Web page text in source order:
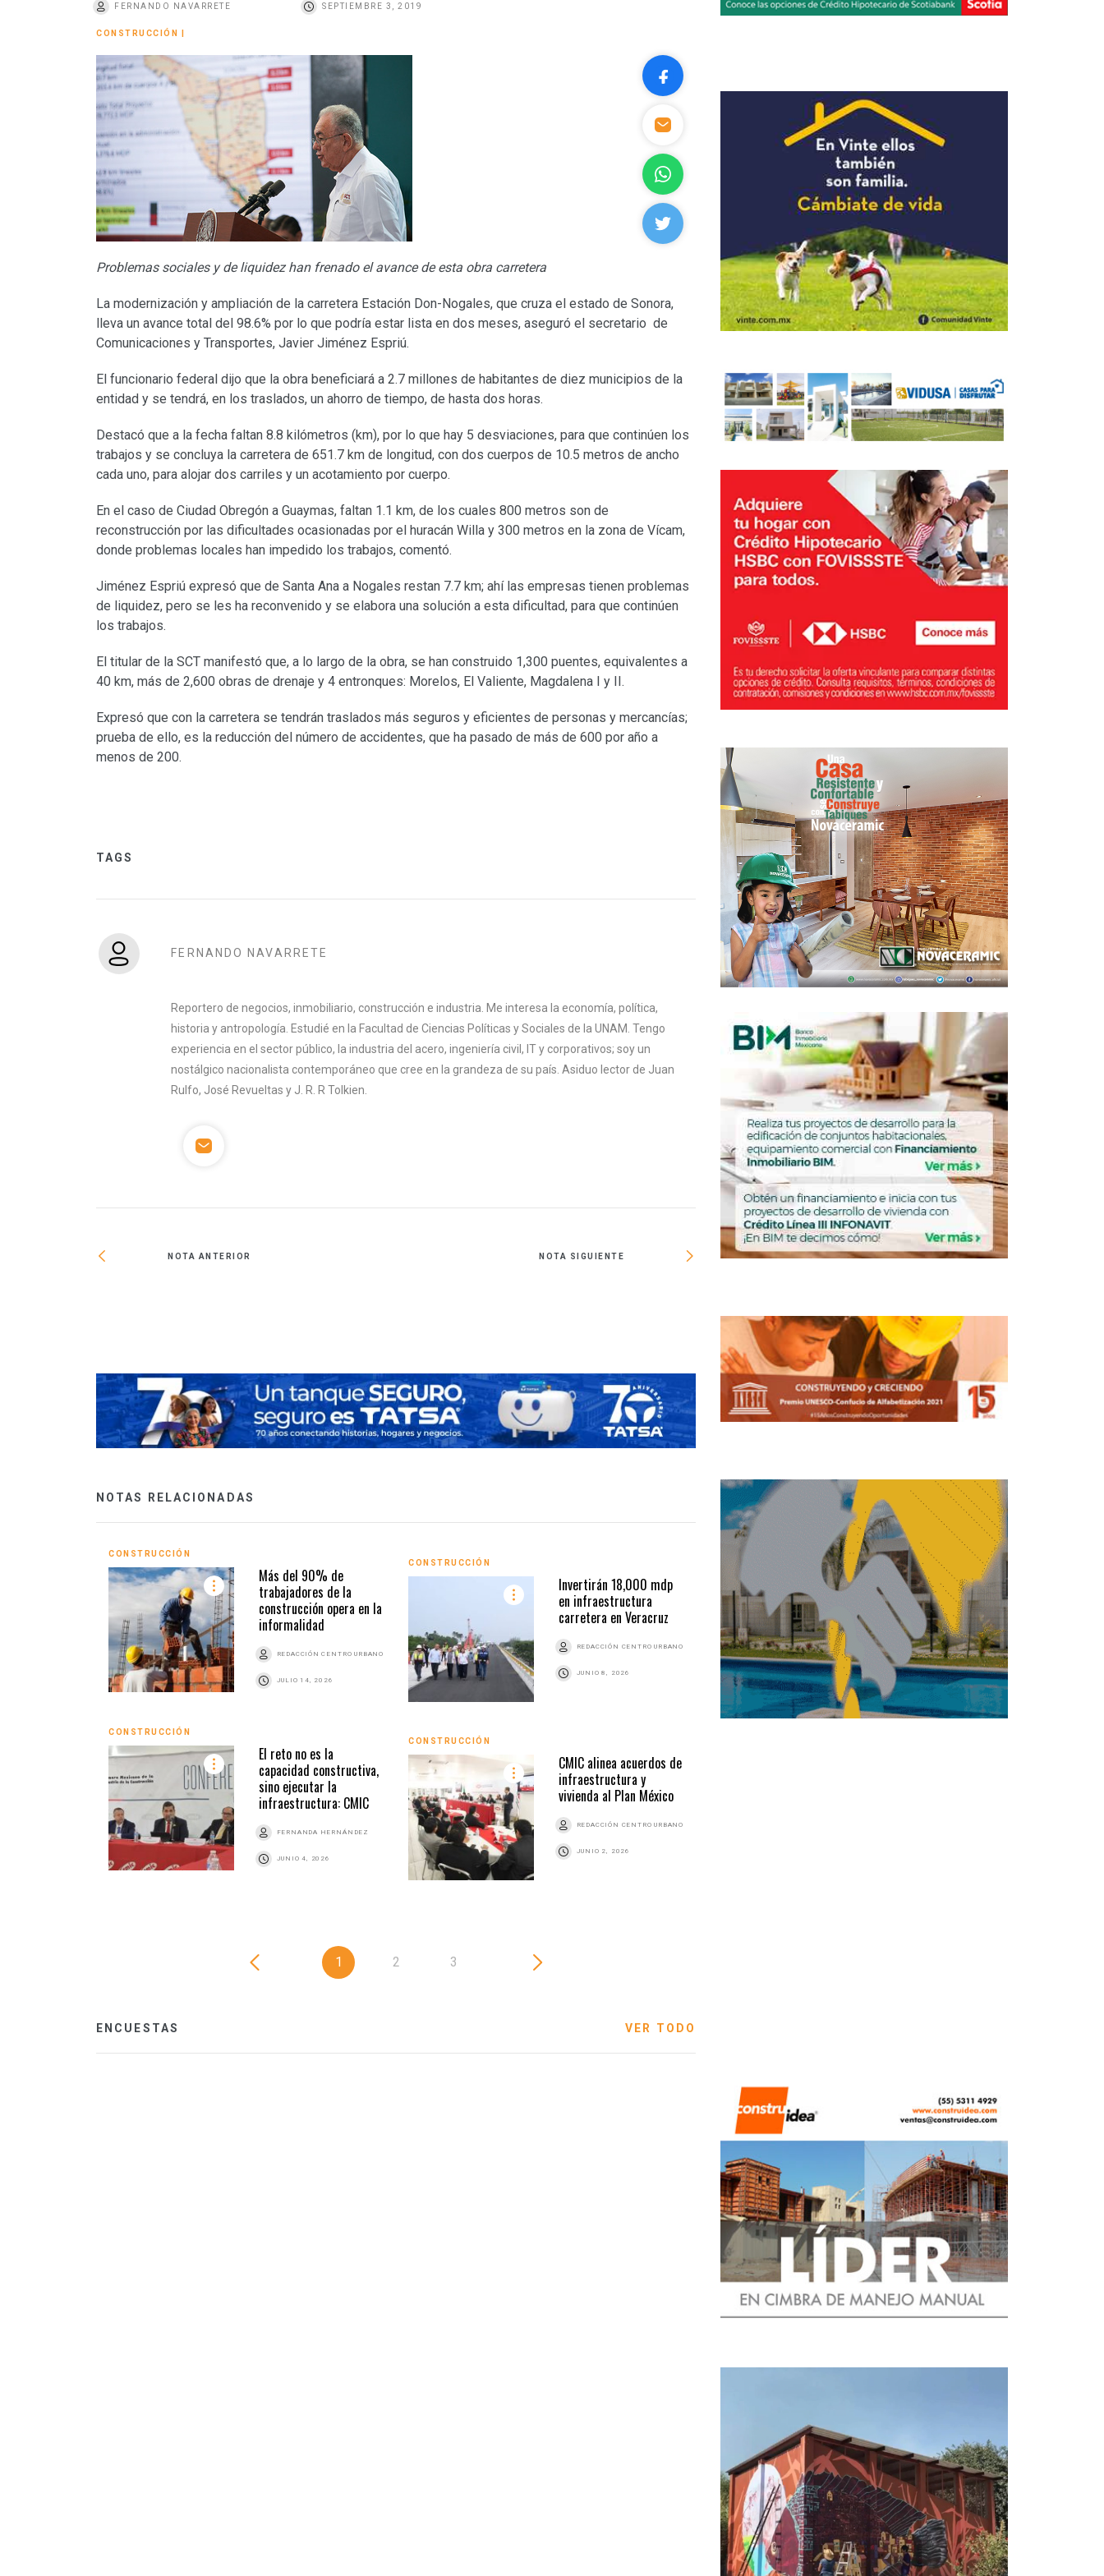
FERNANDO NAVARRETE SEPTIEMBRE 3, 2019
CONSTRUCCIÓN
Problemas sociales y de liquidez han frenado el avance de esta obra carretera
La modernización y ampliación de la carretera Estación Don-Nogales, que cruza el estado de Sonora,
lleva un avance total del 98.6% por lo que podría estar lista en dos meses, aseguró el secretario de
Comunicaciones y Transportes, Javier Jiménez Espriú.
El funcionario federal dijo que la obra beneficiará a 2.7 millones de habitantes de diez municipios de la
entidad y se tendrá, en los traslados, un ahorro de tiempo, de hasta dos horas.
Destacó que a la fecha faltan 8.8 kilómetros (km), por lo que hay 5 desviaciones, para que continúen los
trabajos y se concluya la carretera de 651.7 km de longitud, con dos cuerpos de 10.5 metros de ancho
cada uno, para alojar dos carriles y un acotamiento por cuerpo.
En el caso de Ciudad Obregón a Guaymas, faltan 1.1 km, de los cuales 800 metros son de
reconstrucción por las dificultades ocasionadas por el huracán Willa y 300 metros en la zona de Vícam,
donde problemas locales han impedido los trabajos, comentó.
Jiménez Espriú expresó que de Santa Ana a Nogales restan 7.7 km; ahí las empresas tienen problemas
de liquidez, pero se les ha reconvenido y se elabora una solución a esta dificultad, para que continúen
los trabajos.
El titular de la SCT manifestó que, a lo largo de la obra, se han construido 1,300 puentes, equivalentes a
40 km, más de 2,600 obras de drenaje y 4 entronques: Morelos, El Valiente, Magdalena I y II.
Expresó que con la carretera se tendrán traslados más seguros y eficientes de personas y mercancías;
prueba de ello, es la reducción del número de accidentes, que ha pasado de más de 600 por año a
menos de 200.
TAGS
FERNANDO NAVARRETE
Reportero de negocios, inmobiliario, construcción e industria. Me interesa la economía, política,
historia y antropología. Estudié en la Facultad de Ciencias Políticas y Sociales de la UNAM. Tengo
experiencia en el sector público, la industria del acero, ingeniería civil, IT y corporativos; soy un
nostálgico nacionalista contemporáneo que cree en la grandeza de su país. Asiduo lector de Juan
Rulfo, José Revueltas y J. R. R Tolkien.
NOTA ANTERIOR NOTA SIGUIENTE
Polanco
NOTAS RELACIONADAS
CONSTRUCCIÓN
Más del 90% de
trabajadores de la
construcción opera en la
informalidad
REDACCIÓN CENTRO URBANO
JULIO 14, 2026
CONSTRUCCIÓN
Invertirán 18,000 mdp
en infraestructura
carretera en Veracruz
REDACCIÓN CENTRO URBANO
JUNIO 8, 2026
CONSTRUCCIÓN
El reto no es la
capacidad constructiva,
sino ejecutar la
infraestructura: CMIC
FERNANDA HERNÁNDEZ
JUNIO 4, 2026
CONSTRUCCIÓN
CMIC alinea acuerdos de
infraestructura y
vivienda al Plan México
REDACCIÓN CENTRO URBANO
JUNIO 2, 2026
Inicia Edomex
construcción del
Mexibús Línea V
Lechería-El Rosario
REDACCIÓN CENTRO URBANO
MAYO 25, 2026
1 2 3
ENCUESTAS VER TODO